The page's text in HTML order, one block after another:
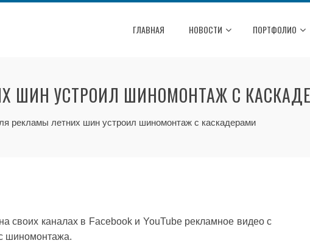
ГЛАВНАЯ НОВОСТИ ПОРТФОЛИО
ШИН УСТРОИЛ ШИНОМОНТАЖ С
рекламы летних шин устроил шиномонтаж с каскадерами
своих каналах в Facebook и YouTube рекламное видео с
шиномонтажа.